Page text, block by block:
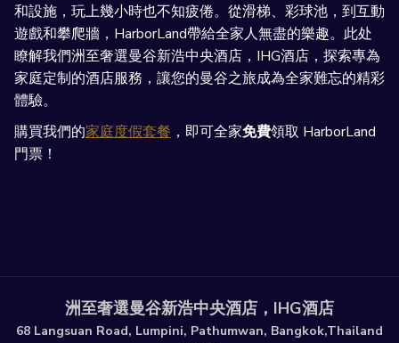
和設施，玩上幾小時也不知疲倦。從滑梯、彩球池，到互動
遊戲和攀爬牆，HarborLand帶給全家人無盡的樂趣。此处
瞭解我們洲至奢選曼谷新浩中央酒店，IHG酒店，探索專為
家庭定制的酒店服務，讓您的曼谷之旅成為全家難忘的精彩
體驗。
購買我們的家庭度假套餐 ，即可全家免費領取 HarborLand
門票！
洲至奢選曼谷新浩中央酒店，IHG酒店
68 Langsuan Road, Lumpini, Pathumwan, Bangkok,Thailand